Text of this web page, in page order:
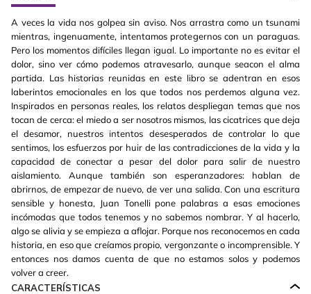
A veces la vida nos golpea sin aviso. Nos arrastra como un tsunami
mientras, ingenuamente, intentamos protegernos con un paraguas.
Pero los momentos difíciles llegan igual. Lo importante no es evitar el
dolor, sino ver cómo podemos atravesarlo, aunque seacon el alma
partida. Las historias reunidas en este libro se adentran en esos
laberintos emocionales en los que todos nos perdemos alguna vez.
Inspirados en personas reales, los relatos despliegan temas que nos
tocan de cerca: el miedo a ser nosotros mismos, las cicatrices que deja
el desamor, nuestros intentos desesperados de controlar lo que
sentimos, los esfuerzos por huir de las contradicciones de la vida y la
capacidad de conectar a pesar del dolor para salir de nuestro
aislamiento. Aunque también son esperanzadores: hablan de
abrirnos, de empezar de nuevo, de ver una salida. Con una escritura
sensible y honesta, Juan Tonelli pone palabras a esas emociones
incómodas que todos tenemos y no sabemos nombrar. Y al hacerlo,
algo se alivia y se empieza a aflojar. Porque nos reconocemos en cada
historia, en eso que creíamos propio, vergonzante o incomprensible. Y
entonces nos damos cuenta de que no estamos solos y podemos
volver a creer.
CARACTERÍSTICAS